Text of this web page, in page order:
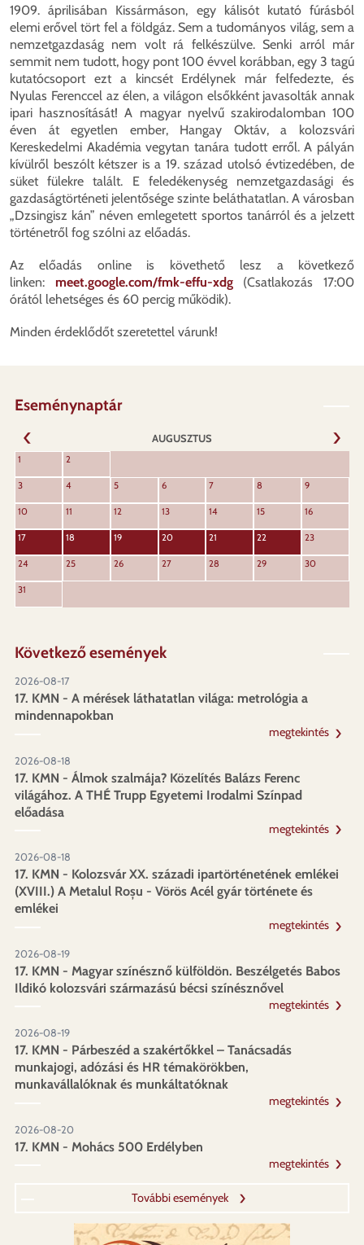
1909. áprilisában Kissármáson, egy kálisót kutató fúrásból
elemi erővel tört fel a földgáz. Sem a tudományos világ, sem a
nemzetgazdaság nem volt rá felkészülve. Senki arról már
semmit nem tudott, hogy pont 100 évvel korábban, egy 3 tagú
kutatócsoport ezt a kincsét Erdélynek már felfedezte, és
Nyulas Ferenccel az élen, a világon elsőkként javasolták annak
ipari hasznosítását! A magyar nyelvű szakirodalomban 100
éven át egyetlen ember, Hangay Oktáv, a kolozsvári
Kereskedelmi Akadémia vegytan tanára tudott erről. A pályán
kívülről beszólt kétszer is a 19. század utolsó évtizedében, de
süket fülekre talált. E feledékenység nemzetgazdasági és
gazdaságtörténeti jelentősége szinte beláthatatlan. A városban
„Dzsingisz kán” néven emlegetett sportos tanárról és a jelzett
történetről fog szólni az előadás.
Az előadás online is követhető lesz a következő
linken: meet.google.com/fmk-effu-xdg(Csatlakozás 17:00
órától lehetséges és 60 percig működik).
Minden érdeklődőt szeretettel várunk!
Eseménynaptár
ELŐZŐ
AUGUSZTUS
1 2
3 4 5 6 7 8 9
10 11 12 13 14 15 16
17 18 19 20 21 22 23
24 25 26 27 28 29 30
31
Következő események
2026-08-17
17. KMN - A mérések láthatatlan világa: metrológia a
mindennapokban
megtekintés
2026-08-18
17. KMN - Álmok szalmája? Közelítés Balázs Ferenc
világához. A THÉ Trupp Egyetemi Irodalmi Színpad
előadása
megtekintés
2026-08-18
17. KMN - Kolozsvár XX. századi ipartörténetének emlékei
(XVIII.) A Metalul Roșu - Vörös Acél gyár története és
emlékei
megtekintés
2026-08-19
17. KMN - Magyar színésznő külföldön. Beszélgetés Babos
Ildikó kolozsvári származású bécsi színésznővel
megtekintés
2026-08-19
17. KMN - Párbeszéd a szakértőkkel – Tanácsadás
munkajogi, adózási és HR témakörökben,
munkavállalóknak és munkáltatóknak
megtekintés
2026-08-20
17. KMN - Mohács 500 Erdélyben
megtekintés
További események